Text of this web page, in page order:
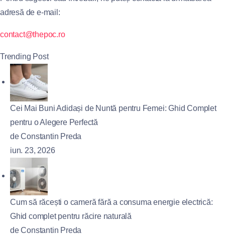
adresă de e-mail:
contact@thepoc.ro
Trending Post
Cei Mai Buni Adidași de Nuntă pentru Femei: Ghid Complet
pentru o Alegere Perfectă
de Constantin Preda
iun. 23, 2026
Cum să răcești o cameră fără a consuma energie electrică:
Ghid complet pentru răcire naturală
de Constantin Preda